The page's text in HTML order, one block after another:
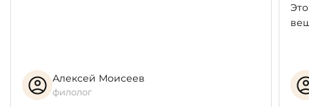
Алексей Моисеев
филолог